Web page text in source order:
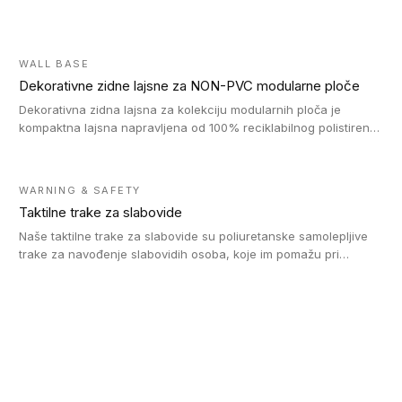
WALL BASE
Dekorativne zidne lajsne za NON-PVC modularne ploče
Dekorativna zidna lajsna za kolekciju modularnih ploča je
kompaktna lajsna napravljena od 100% reciklabilnog polistirena,
WARNING & SAFETY
Taktilne trake za slabovide
Naše taktilne trake za slabovide su poliuretanske samolepljive
trake za navođenje slabovidih osoba, koje im pomažu pri